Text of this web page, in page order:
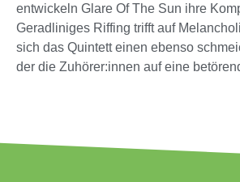
entwickeln Glare Of The Sun ihre
Geradliniges Riffing trifft auf
sich das Quintett einen ebenso
der die Zuhörer:innen auf eine